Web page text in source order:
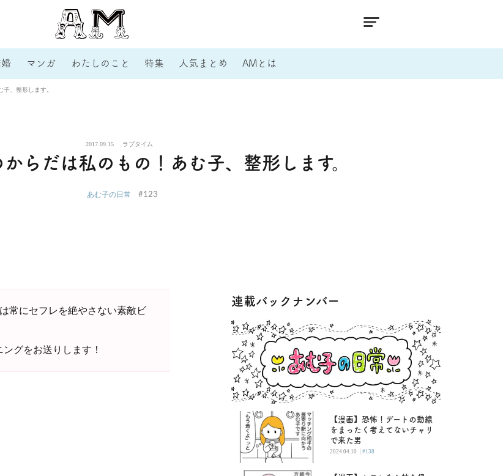
マンガ わたしのこと 特集 人気まとめ AMとは
子、整形します。
2017.09.15 ラブタイム
からだは私のもの！あむ子、整形します。
あむ子の日常 #123
常にセフレを絶やさない素敵ビ
グをお送りします！
連載バックナンバー
【漫画】恐怖！デートの動線
をまったく考えてないチャリ
で来た男
2024.04.10 | #138